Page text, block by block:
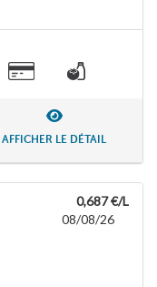
AFFICHER LE DÉTAIL
0,687 €/L
08/08/26